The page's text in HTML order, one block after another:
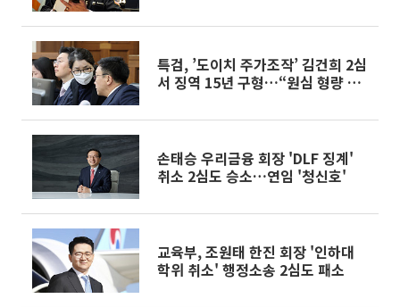
특검, ’도이치 주가조작’ 김건희 2심
서 징역 15년 구형…“원심 형량 지
손태승 우리금융 회장 'DLF 징계'
취소 2심도 승소…연임 '청신호'
교육부, 조원태 한진 회장 '인하대
학위 취소' 행정소송 2심도 패소